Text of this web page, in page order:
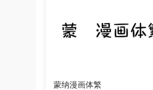
蒙纳漫画体繁